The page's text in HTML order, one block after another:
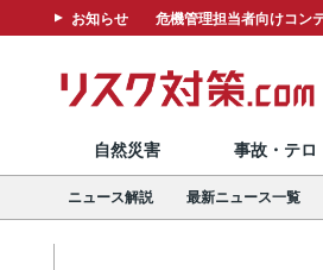
お知らせ 危機管理担当者向けコン
自然災害 事故・テロ
ニュース解説 最新ニュース一覧